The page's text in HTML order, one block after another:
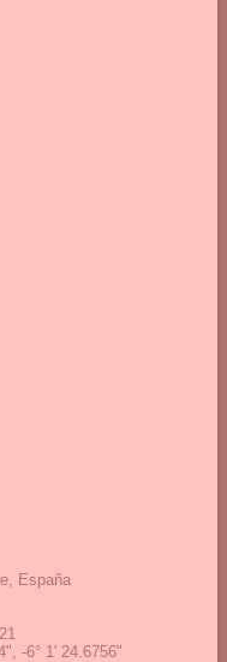
España
-6° 1' 24.6756"